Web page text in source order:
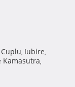
Cuplu, Iubire,
Kamasutra,